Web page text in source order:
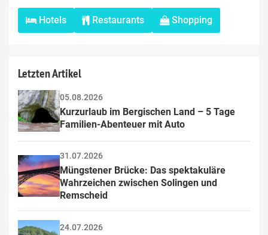
Hotels Restaurants Shopping
Letzten Artikel
05.08.2026
Kurzurlaub im Bergischen Land – 5 Tage
Familien-Abenteuer mit Auto
31.07.2026
Müngstener Brücke: Das spektakuläre
Wahrzeichen zwischen Solingen und
Remscheid
24.07.2026